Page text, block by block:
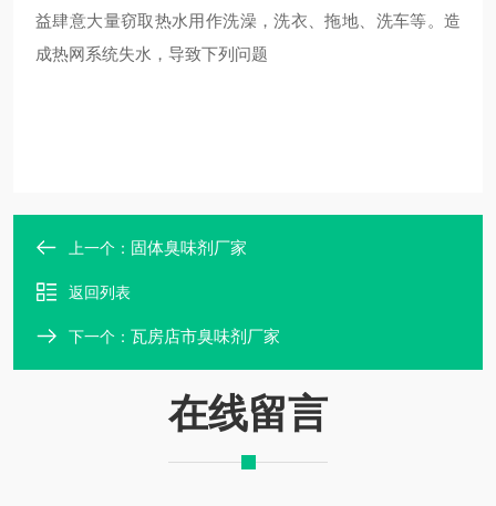
益肆意大量窃取热水用作洗澡，洗衣、拖地、洗车等。造
成热网系统失水，导致下列问题
上一个： 固体臭味剂厂家
返回列表
下一个： 瓦房店市臭味剂厂家
在线留言